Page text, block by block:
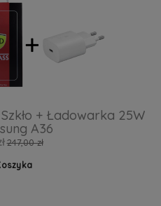
+ Ładowarka 25W
A36
247,00 zł